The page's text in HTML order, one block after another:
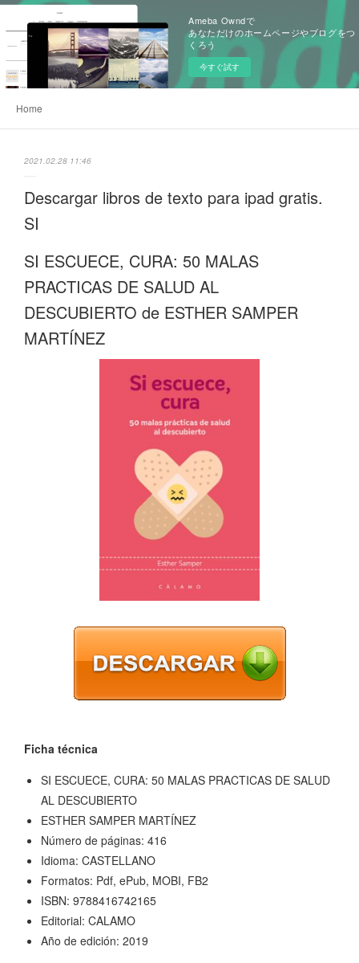
Ameba Owndで
あなただけのホームページやブログをつ
くろう
今すぐ試す
Home
2021.02.28 11:46
Descargar libros de texto para ipad gratis.
SI
SI ESCUECE, CURA: 50 MALAS
PRACTICAS DE SALUD AL
DESCUBIERTO de ESTHER SAMPER
MARTÍNEZ
Ficha técnica
SI ESCUECE, CURA: 50 MALAS PRACTICAS DE SALUD
AL DESCUBIERTO
ESTHER SAMPER MARTÍNEZ
Número de páginas: 416
Idioma: CASTELLANO
Formatos: Pdf, ePub, MOBI, FB2
ISBN: 9788416742165
Editorial: CALAMO
Año de edición: 2019